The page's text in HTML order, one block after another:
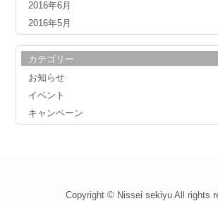
2016年6月
2016年5月
カテゴリー
お知らせ
イベント
キャンペーン
Copyright © Nissei sekiyu All rights